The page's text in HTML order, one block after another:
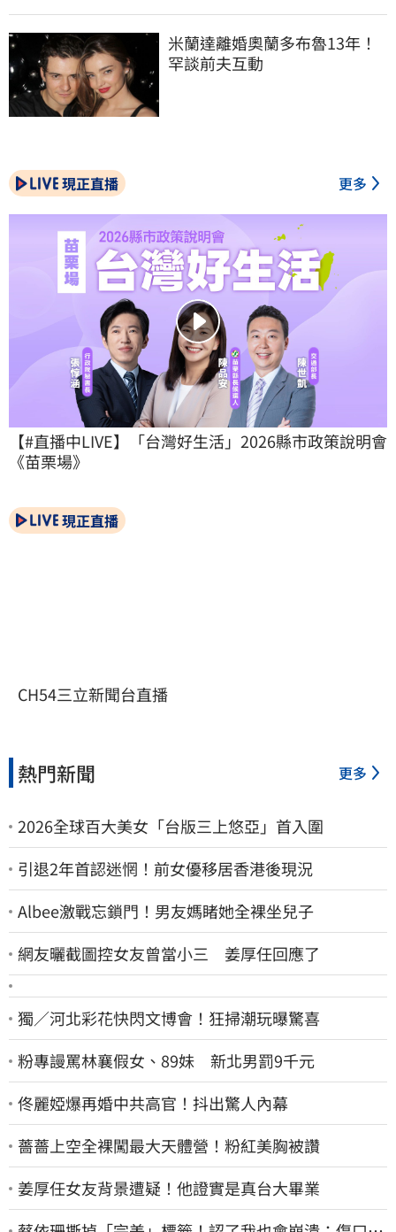
米蘭達離婚奧蘭多布魯13年！
罕談前夫互動
現正直播 更多
【#直播中LIVE】「台灣好生活」2026縣市政策說明會
《苗栗場》
現正直播
CH54三立新聞台直播
熱門新聞 更多
2026全球百大美女「台版三上悠亞」首入圍
引退2年首認迷惘！前女優移居香港後現況
Albee激戰忘鎖門！男友媽睹她全裸坐兒子
網友曬截圖控女友曾當小三 姜厚任回應了
獨／河北彩花快閃文博會！狂掃潮玩曝驚喜
粉專謾罵林襄假女、89妹 新北男罰9千元
佟麗婭爆再婚中共高官！抖出驚人內幕
薔薔上空全裸闖最大天體營！粉紅美胸被讚
姜厚任女友背景遭疑！他證實是真台大畢業